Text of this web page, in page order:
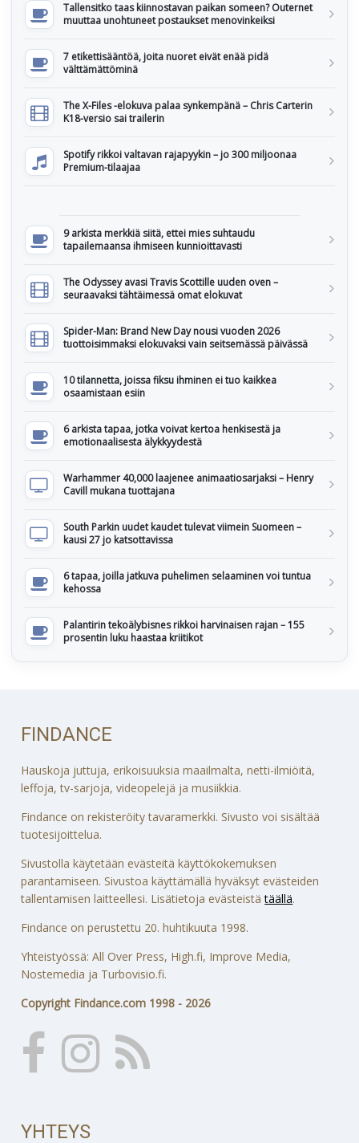
Tallensitko taas kiinnostavan paikan someen? Outernet
muuttaa unohtuneet postaukset menovinkeiksi
7 etikettisääntöä, joita nuoret eivät enää pidä
välttämättöminä
The X-Files -elokuva palaa synkempänä – Chris Carterin
K18-versio sai trailerin
Spotify rikkoi valtavan rajapyykin – jo 300 miljoonaa
Premium-tilaajaa
9 arkista merkkiä siitä, ettei mies suhtaudu
tapailemaansa ihmiseen kunnioittavasti
The Odyssey avasi Travis Scottille uuden oven –
seuraavaksi tähtäimessä omat elokuvat
Spider-Man: Brand New Day nousi vuoden 2026
tuottoisimmaksi elokuvaksi vain seitsemässä päivässä
10 tilannetta, joissa fiksu ihminen ei tuo kaikkea
osaamistaan esiin
6 arkista tapaa, jotka voivat kertoa henkisestä ja
emotionaalisesta älykkyydestä
Warhammer 40,000 laajenee animaatiosarjaksi – Henry
Cavill mukana tuottajana
South Parkin uudet kaudet tulevat viimein Suomeen –
kausi 27 jo katsottavissa
6 tapaa, joilla jatkuva puhelimen selaaminen voi tuntua
kehossa
Palantirin tekoälybisnes rikkoi harvinaisen rajan – 155
prosentin luku haastaa kriitikot
FINDANCE
Hauskoja juttuja, erikoisuuksia maailmalta, netti-ilmiöitä,
leffoja, tv-sarjoja, videopelejä ja musiikkia.
Findance on rekisteröity tavaramerkki. Sivusto voi sisältää
tuotesijoittelua.
Sivustolla käytetään evästeitä käyttökokemuksen
parantamiseen. Sivustoa käyttämällä hyväksyt evästeiden
tallentamisen laitteellesi. Lisätietoja evästeistätäällä.
Findance on perustettu 20. huhtikuuta 1998.
Yhteistyössä: All Over Press, High.fi, Improve Media,
Nostemedia ja Turbovisio.fi.
Copyright Findance.com 1998 - 2026
YHTEYS